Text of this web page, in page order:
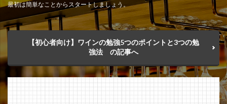
最初は簡単なことからスタートしましょう。
【初心者向け】ワインの勉強5つのポイントと3つの勉
強法 の記事へ